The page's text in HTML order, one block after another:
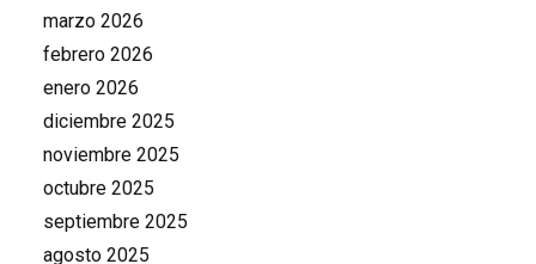
marzo 2026
febrero 2026
enero 2026
diciembre 2025
noviembre 2025
octubre 2025
septiembre 2025
agosto 2025